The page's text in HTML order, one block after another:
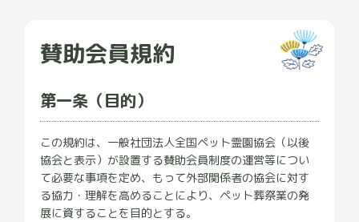
賛助会員規約
第一条（目的）
この規約は、一般社団法人全国ペット霊園協会（以後
協会と表示）が設置する賛助会員制度の運営等につい
て必要な事項を定め、もって外部関係者の協会に対す
る協力・理解を高めることにより、ペット葬祭業の発
展に資することを目的とする。